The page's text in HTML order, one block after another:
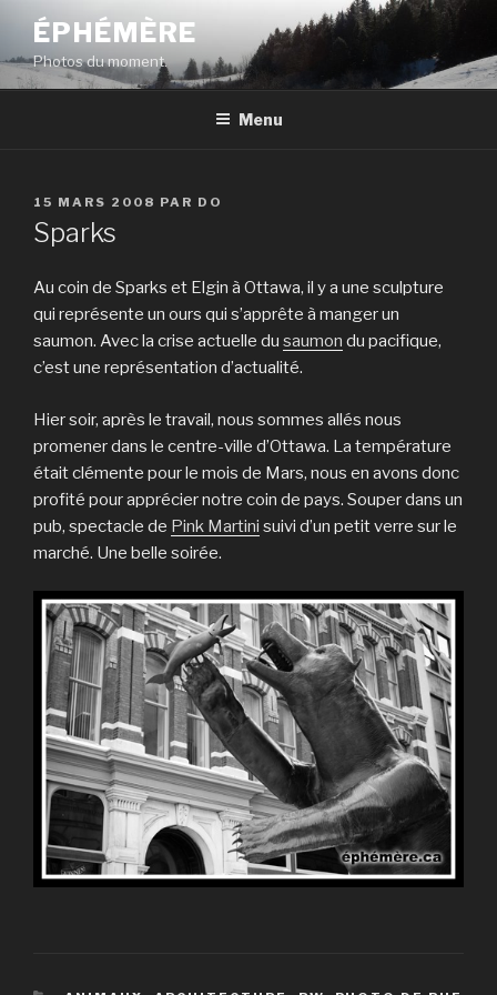
contenu
principal
ÉPHÉMÈRE
Photos du moment.
Menu
PUBLIÉ
LE
15 MARS 2008 PAR DO
Sparks
Au coin de Sparks et Elgin à Ottawa, il y a une sculpture
qui représente un ours qui s’apprête à manger un
saumon. Avec la crise actuelle du saumon du pacifique,
c’est une représentation d’actualité.
Hier soir, après le travail, nous sommes allés nous
promener dans le centre-ville d’Ottawa. La température
était clémente pour le mois de Mars, nous en avons donc
profité pour apprécier notre coin de pays. Souper dans un
pub, spectacle de Pink Martini suivi d’un petit verre sur le
marché. Une belle soirée.